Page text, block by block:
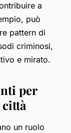
a
può
pattern di
criminosi,
e mirato.
per
un ruolo